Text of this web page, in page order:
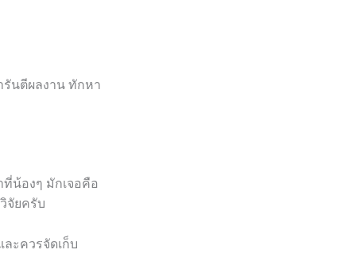
นตีผลงาน ทักหา
น้องๆ มักเจอคือ
จัยครับ
ะควรจัดเก็บ